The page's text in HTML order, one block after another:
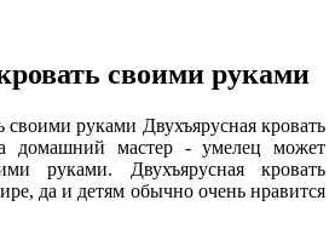
своими руками
Двухъярусная кровать
домашний мастер - умелец может
руками. Двухъярусная кровать
да и детям обычно очень нравится